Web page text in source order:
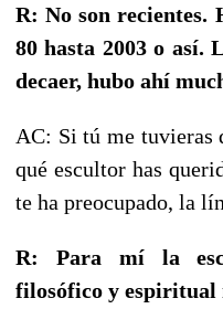
R: No son recientes.
80 hasta 2003 o así.
decaer, hubo ahí
AC: Si tú me tuvieras
qué escultor has
te ha preocupado, la
R: Para mí la
filosófico y espiritual